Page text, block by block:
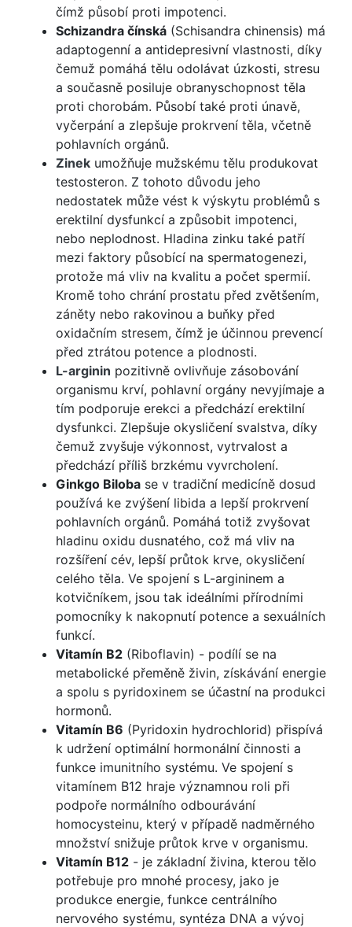
čímž působí proti impotenci.
Schizandra čínská (Schisandra chinensis) má
adaptogenní a antidepresivní vlastnosti, díky
čemuž pomáhá tělu odolávat úzkosti, stresu
a současně posiluje obranyschopnost těla
proti chorobám. Působí také proti únavě,
vyčerpání a zlepšuje prokrvení těla, včetně
pohlavních orgánů.
Zinek umožňuje mužskému tělu produkovat
testosteron. Z tohoto důvodu jeho
nedostatek může vést k výskytu problémů s
erektilní dysfunkcí a způsobit impotenci,
nebo neplodnost. Hladina zinku také patří
mezi faktory působící na spermatogenezi,
protože má vliv na kvalitu a počet spermií.
Kromě toho chrání prostatu před zvětšením,
záněty nebo rakovinou a buňky před
oxidačním stresem, čímž je účinnou prevencí
před ztrátou potence a plodnosti.
L-arginin pozitivně ovlivňuje zásobování
organismu krví, pohlavní orgány nevyjímaje a
tím podporuje erekci a předchází erektilní
dysfunkci. Zlepšuje okysličení svalstva, díky
čemuž zvyšuje výkonnost, vytrvalost a
předchází příliš brzkému vyvrcholení.
Ginkgo Biloba se v tradiční medicíně dosud
používá ke zvýšení libida a lepší prokrvení
pohlavních orgánů. Pomáhá totiž zvyšovat
hladinu oxidu dusnatého, což má vliv na
rozšíření cév, lepší průtok krve, okysličení
celého těla. Ve spojení s L-argininem a
kotvičníkem, jsou tak ideálními přírodními
pomocníky k nakopnutí potence a sexuálních
funkcí.
Vitamín B2 (Riboflavin) - podílí se na
metabolické přeměně živin, získávání energie
a spolu s pyridoxinem se účastní na produkci
hormonů.
Vitamín B6 (Pyridoxin hydrochlorid) přispívá
k udržení optimální hormonální činnosti a
funkce imunitního systému. Ve spojení s
vitamínem B12 hraje významnou roli při
podpoře normálního odbourávání
homocysteinu, který v případě nadměrného
množství snižuje průtok krve v organismu.
Vitamín B12 - je základní živina, kterou tělo
potřebuje pro mnohé procesy, jako je
produkce energie, funkce centrálního
nervového systému, syntéza DNA a vývoj